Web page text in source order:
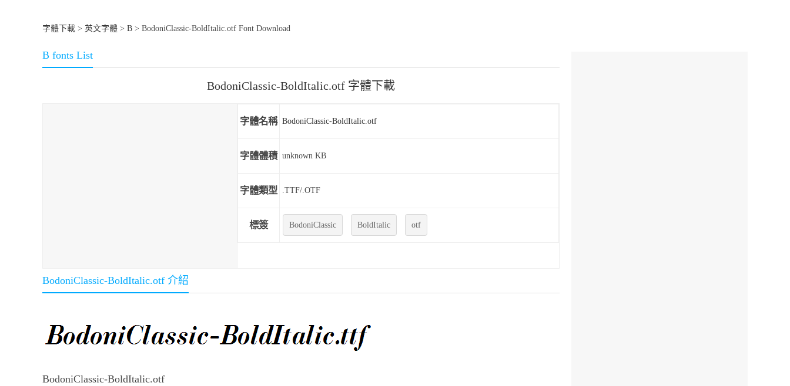
字體下載 > 英文字體 > B > BodoniClassic-BoldItalic.otf Font Download
B fonts List
BodoniClassic-BoldItalic.otf 字體下載
字體名稱 BodoniClassic-BoldItalic.otf
字體體積 unknown KB
字體類型 .TTF/.OTF
標簽 BodoniClassic BoldItalic otf
BodoniClassic-BoldItalic.otf 介紹
BodoniClassic-BoldItalic.otf